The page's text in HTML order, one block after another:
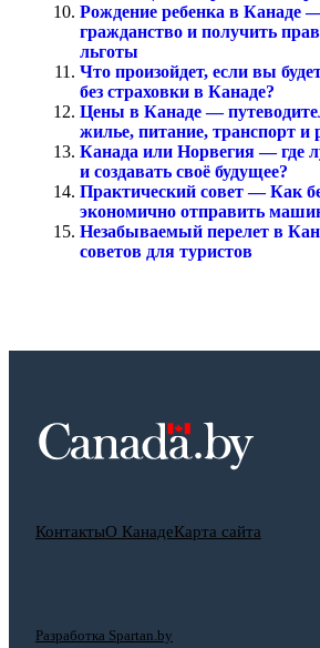
Рождение ребенка в Канаде
гражданство и получить
льготы
Что произойдет, если вы
без страховки в Канаде?
Цены в Канаде —
жилье, питание, транспорт и
Канада или Норвегия — где
и создавать своё будущее?
Практический совет — Как
экономично отправить
Незабываемый перелет в
советов для туристов
КонтактыО КанадеКарта сайта
Разработка Spartan.by